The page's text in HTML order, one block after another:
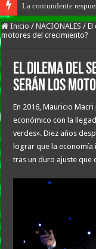
La contundente
Inicio / NACIONALES / El
motores del crecimiento?
El dilema del
serán los
En 2016, Mauricio
económico con la
verdes». Diez años
lograr que la
tras un duro ajuste que